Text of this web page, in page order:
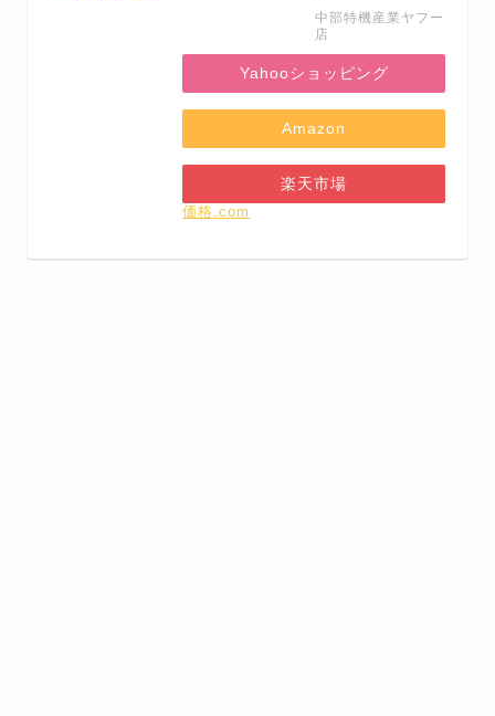
中部特機産業ヤフー
店
Yahooショッピング
Amazon
楽天市場
価格.com